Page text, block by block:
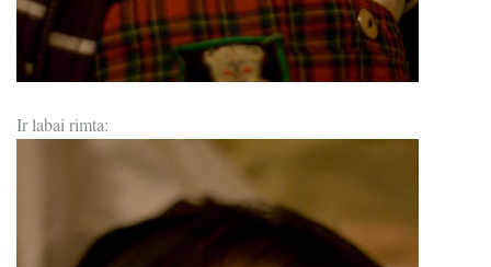
Ir labai rimta: